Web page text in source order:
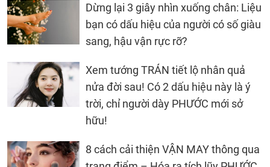
Dừng lại 3 giây nhìn xuống chân: Liệu
bạn có dấu hiệu của người có số giàu
sang, hậu vận rực rỡ?
Xem tướng TRÁN tiết lộ nhân quả
nửa đời sau! Có 2 dấu hiệu này là ý
trời, chỉ người dày PHƯỚC mới sở
hữu!
8 cách cải thiện VẬN MAY thông qua